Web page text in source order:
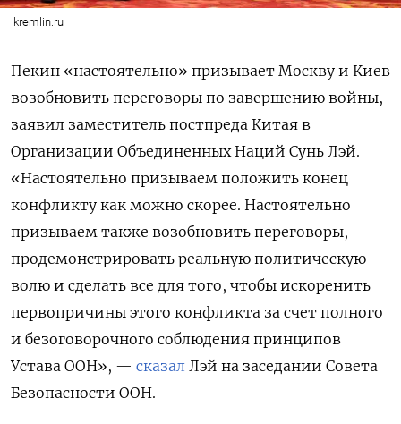
kremlin.ru
Пекин «настоятельно» призывает Москву и Киев
возобновить переговоры по завершению войны,
заявил заместитель постпреда Китая в
Организации Объединенных Наций Сунь Лэй.
«Настоятельно призываем положить конец
конфликту как можно скорее. Настоятельно
призываем также возобновить переговоры,
продемонстрировать реальную политическую
волю и сделать все для того, чтобы искоренить
первопричины этого конфликта за счет полного
и безоговорочного соблюдения принципов
Устава ООН», — сказал Лэй на заседании Совета
Безопасности ООН.